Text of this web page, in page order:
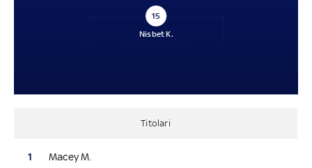
15
Nisbet K.
Titolari
1 Macey M.